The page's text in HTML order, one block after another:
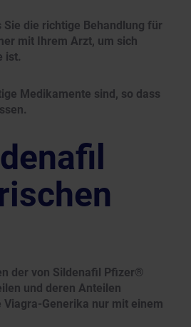
die richtige Behandlung für
mit Ihrem Arzt, um sich
ist.
Medikamente sind, so dass
der von Sildenafil Pfizer®
und deren Anteilen
Generika nur mit einem